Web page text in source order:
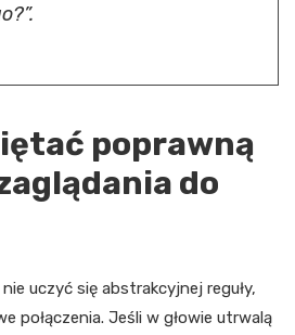
poprawną
do
uczyć się abstrakcyjnej reguły,
połączenia. Jeśli w głowie utrwalą